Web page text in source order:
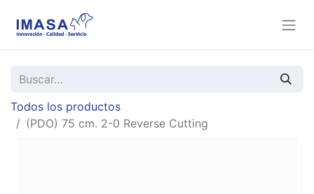
Todos los productos
(PDO) 75 cm. 2-0 Reverse Cutting